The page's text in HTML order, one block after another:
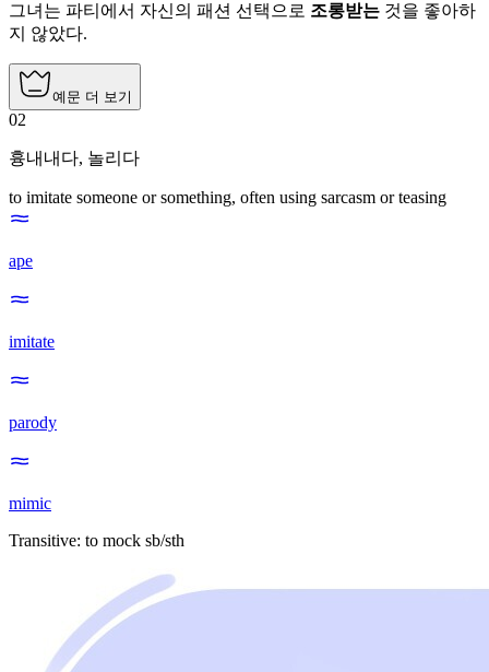
그녀는 파티에서 자신의 패션 선택으로 조롱받는 것을 좋아하
지 않았다.
예문 더 보기
02
흉내내다, 놀리다
to imitate someone or something, often using sarcasm or teasing
ape
imitate
parody
mimic
Transitive: to mock sb/sth